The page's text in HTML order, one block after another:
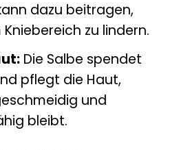
dazu beitragen,
zu lindern.
Die Salbe spendet
pflegt die Haut,
und
bleibt.